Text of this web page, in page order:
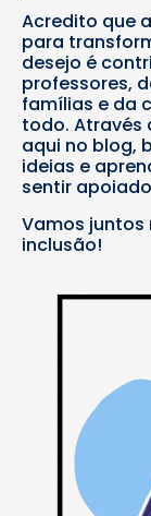
Acredito que
para
desejo é
professores,
famílias e da
todo. Através
aqui no blog,
ideias e
sentir
Vamos juntos
inclusão!